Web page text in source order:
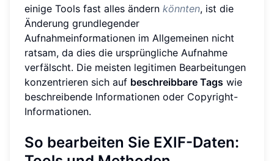
einige Tools fast alles ändern könnten, ist die
Änderung grundlegender
Aufnahmeinformationen im Allgemeinen nicht
ratsam, da dies die ursprüngliche Aufnahme
verfälscht. Die meisten legitimen Bearbeitungen
konzentrieren sich auf beschreibbare Tags wie
beschreibende Informationen oder Copyright-
Informationen.
So bearbeiten Sie EXIF-Daten: